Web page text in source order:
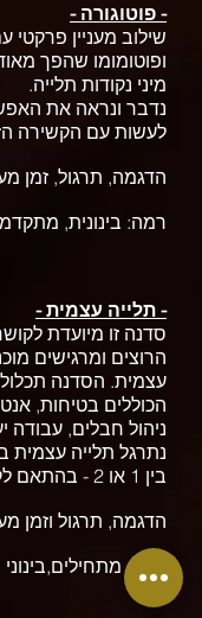
- פוטוגורה -
שילוב מעניין פרקטי
ופוטומומו שהפך
מיני נקודות תלייה.
נדבר ונראה את
לעשות עם הקשירה
הדגמה, תרגול, זמן
רמה: בינונית,
- תלייה עצמית -
סדנה זו מיועדת
הרוצים ומרגישים
עצמית. הסדנה תכלול
הכוללים בטיחות,
ניהול חבלים, עבודה
נתרגל תלייה עצמית
בין 1 או 2 - בהתאם לקצב המשתתפים
הדגמה, תרגול וזמן
רמה:מתחילים,בינוני